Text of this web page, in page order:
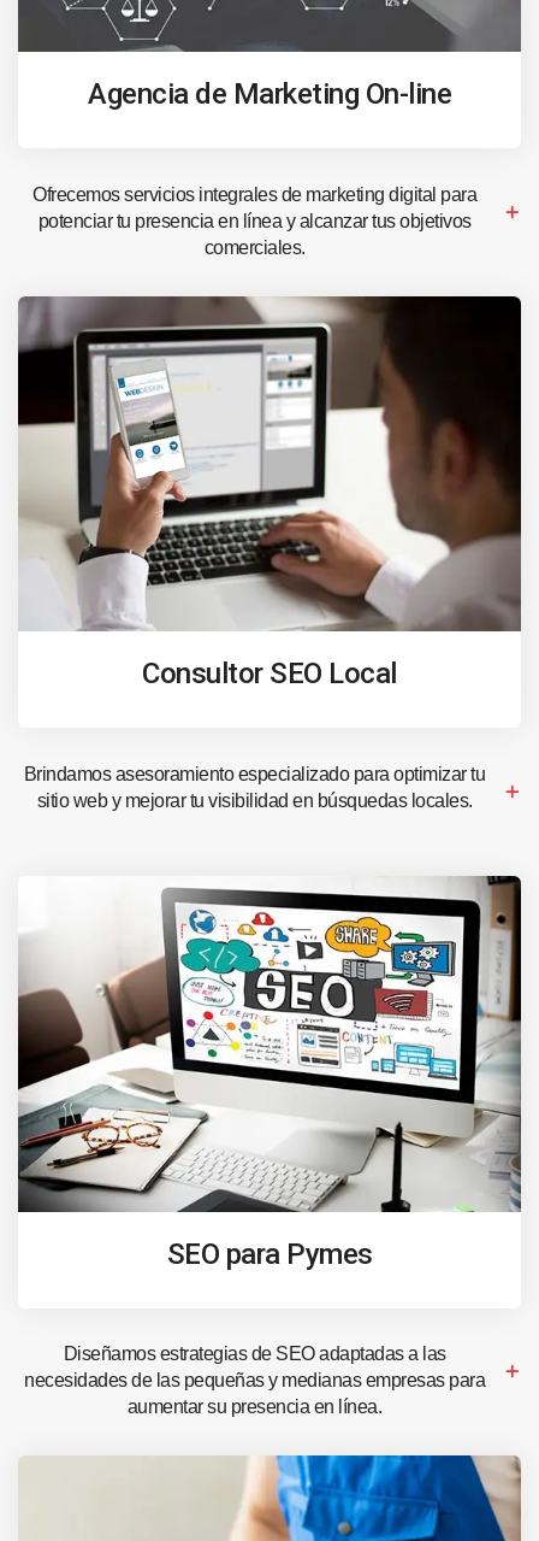
Agencia de Marketing On-line
Ofrecemos servicios integrales de marketing digital para
potenciar tu presencia en línea y alcanzar tus objetivos
comerciales.
Consultor SEO Local
Brindamos asesoramiento especializado para optimizar tu
sitio web y mejorar tu visibilidad en búsquedas locales.
SEO para Pymes
Diseñamos estrategias de SEO adaptadas a las
necesidades de las pequeñas y medianas empresas para
aumentar su presencia en línea.